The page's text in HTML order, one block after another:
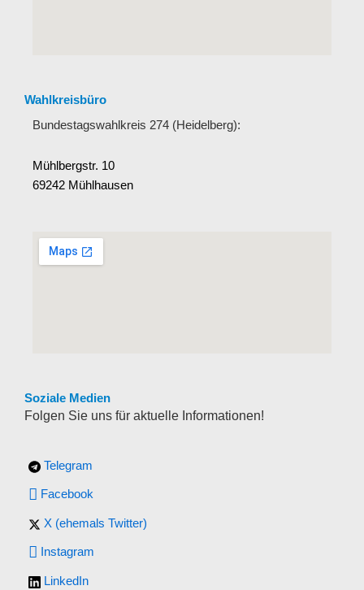
Wahlkreisbüro
Bundestagswahlkreis 274 (Heidelberg):
Mühlbergstr. 10
69242 Mühlhausen
Soziale Medien
Folgen Sie uns für aktuelle Informationen!
Telegram
Facebook
X (ehemals Twitter)
Instagram
LinkedIn